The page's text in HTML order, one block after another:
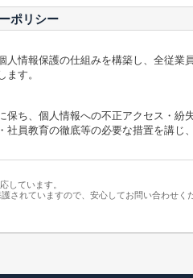
ポリシー
情報保護の仕組みを構築し、全従業
す。
ち、個人情報への不正アクセス・紛
員教育の徹底等の必要な措置を講じ
アドレス、電話番号等の個人情報をご
ブリッジからお客様への情報提供以
しています。
されていますので、安心してお問い合わせく